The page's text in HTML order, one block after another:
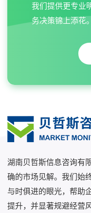
我们提供更专业
务决策锦上添花。
湖南贝哲斯信息咨询有
确的市场见解。我们始
与时俱进的眼光，帮助
提升，并显著规避经营